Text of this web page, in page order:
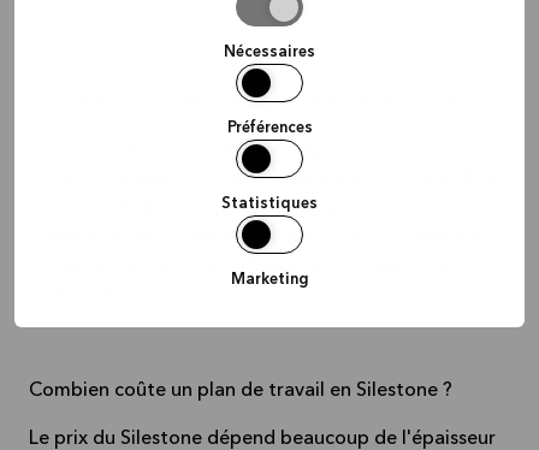
Nécessaires
Préférences
Statistiques
Marketing
Quel plan de travail est le plus facile à entretenir ?
Le composite et le stratifié comptent parmi les choix
les plus pratiques en matière de plans de travail. Ils ne
nécessitent qu'un entretien minimal et résistent à un
usage quotidien sans perdre leur éclat. Le composite
Combien coûte un plan de travail en Silestone ?
Le prix du Silestone dépend beaucoup de l'épaisseur